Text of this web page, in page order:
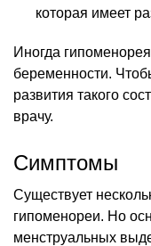
которая имеет
Иногда
беременности.
развития такого
врачу.
Симптомы
Существует
гипоменореи. Но
менструальных